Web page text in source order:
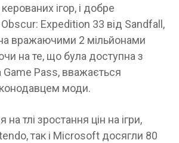
ігор, і добре
Expedition 33 від Sandfall,
вражаючими 2 мільйонами
на те, що була доступна з
Pass, вважається
моди.
на тлі зростання цін на ігри,
так і Microsoft досягли 80